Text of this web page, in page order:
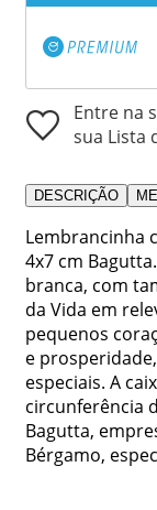
Entre na
sua Lista
DESCRIÇÃO
Lembrancinha
4x7 cm
branca, com
da Vida em
pequenos
e
especiais. A
circunferência
Bagutta,
Bérgamo,